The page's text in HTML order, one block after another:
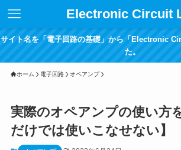
Electronic Circuit
サイト名を「電子回路の基礎」から「Electronic
た。
ホーム 電子回路 オペアンプ
実際のオペアンプの使い方
だけでは使いこなせない】